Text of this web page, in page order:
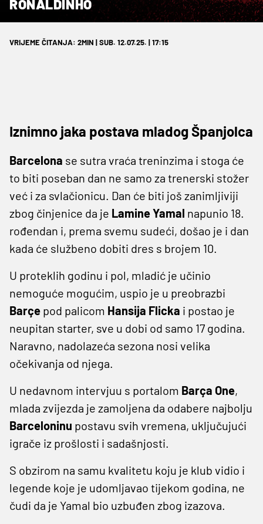
RONALDINHO
VRIJEME ČITANJA: 2MIN | SUB. 12.07.25. | 17:15
Iznimno jaka postava mladog Španjolca
Barcelona se sutra vraća treninzima i stoga će
to biti poseban dan ne samo za trenerski stožer
već i za svlačionicu. Dan će biti još zanimljiviji
zbog činjenice da je Lamine Yamal napunio 18.
rođendan i, prema svemu sudeći, došao je i dan
kada će službeno dobiti dres s brojem 10.
U proteklih godinu i pol, mladić je učinio
nemoguće mogućim, uspio je u preobrazbi
Barçe pod palicom Hansija Flicka i postao je
neupitan starter, sve u dobi od samo 17 godina.
Naravno, nadolazeća sezona nosi velika
očekivanja od njega.
U nedavnom intervjuu s portalom Barça One,
mlada zvijezda je zamoljena da odabere najbolju
Barceloninu postavu svih vremena, uključujući
igrače iz prošlosti i sadašnjosti.
S obzirom na samu kvalitetu koju je klub vidio i
legende koje je udomljavao tijekom godina, ne
čudi da je Yamal bio uzbuđen zbog izazova.